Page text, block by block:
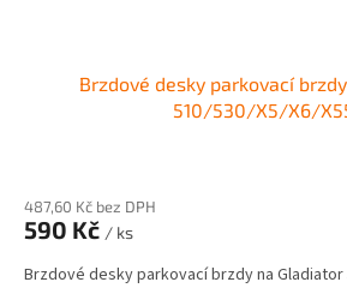
Brzdové desky parkovací
510/530/X5/X6/
487,60 Kč bez DPH
590 Kč / ks
Brzdové desky parkovací brzdy na Gladiator